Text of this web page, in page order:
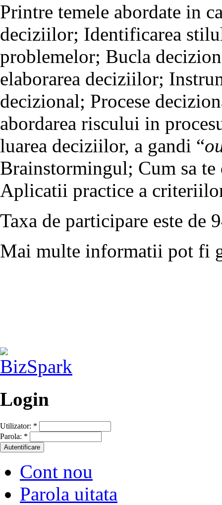
Printre temele abordate in
deciziilor; Identificarea
problemelor; Bucla
elaborarea deciziilor;
decizional; Procese
abordarea riscului in
luarea deciziilor, a gandi “
Brainstormingul; Cum sa
Aplicatii practice a
Taxa de participare este de
Mai multe informatii pot fi
Login
Utilizator: *
Parola: *
Cont nou
Parola uitata